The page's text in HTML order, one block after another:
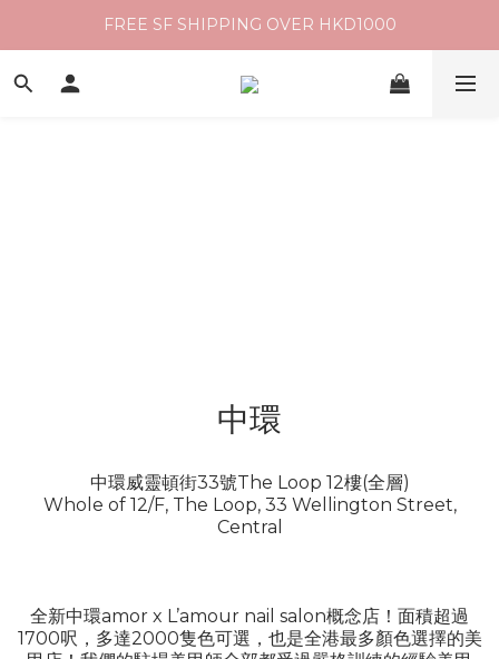
FREE SF SHIPPING OVER HKD1000
中環
中環威靈頓街33號The Loop 12樓(全層)
Whole of 12/F, The Loop, 33 Wellington Street,
Central
全新中環amor x L’amour nail salon概念店！面積超過
1700呎，多達2000隻色可選，也是全港最多顏色選擇的美